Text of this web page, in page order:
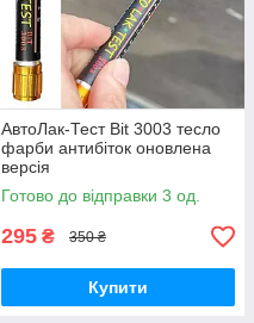
АвтоЛак-Тест Bit 3003 тесло
фарби антибіток оновлена
версія
Готово до відправки 3 од.
295 ₴ 350 ₴
Купити